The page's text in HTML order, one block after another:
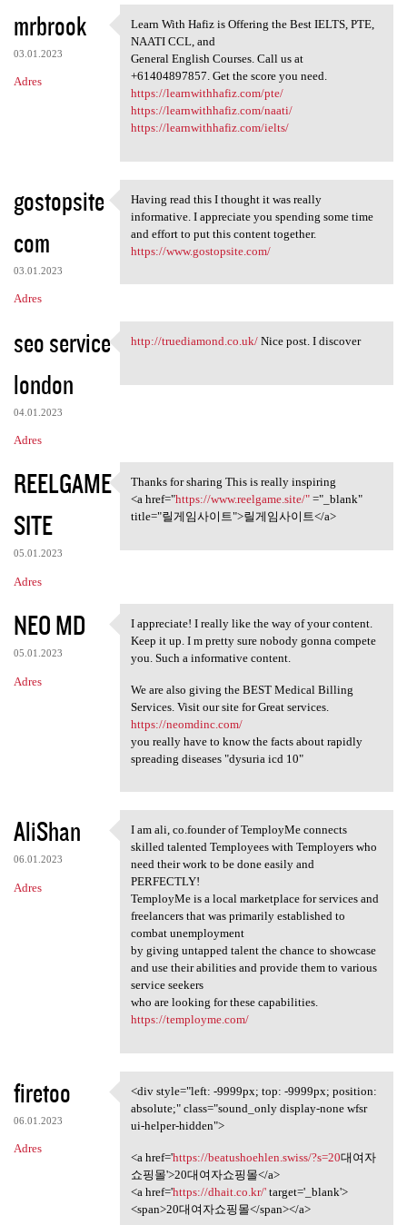
K
o
m
e
r
z
e
mrbrook
03.01.2023
Adres
Learn With Hafiz is Offering
Learn With Hafiz is Offering the Best IELTS, PTE,
NAATI CCL, and
General English Courses. Call us at
+61404897857. Get the score you need.
https://learnwithhafiz.com/pte/
https://learnwithhafiz.com/naati/
https://learnwithhafiz.com/ielts/
gostopsite
com
03.01.2023
Adres
Having read this I thought it
Having read this I thought it was really
informative. I appreciate you spending some time
and effort to put this content together.
https://www.gostopsite.com/
seo service
london
04.01.2023
Adres
http://truediamond.co.uk/
http://truediamond.co.uk/Nice post. I discover
REELGAME
SITE
05.01.2023
Adres
Thanks for sharing This is
Thanks for sharing This is really inspiring
<a href="https://www.reelgame.site/"="_blank"
title="릴게임사이트">릴게임사이트</a>
NEO MD
05.01.2023
Adres
I appreciate! I really like
I appreciate! I really like the way of your content.
Keep it up. I m pretty sure nobody gonna compete
you. Such a informative content.
We are also giving the BEST Medical Billing
Services. Visit our site for Great services.
https://neomdinc.com/
you really have to know the facts about rapidly
spreading diseases "dysuria icd 10"
AliShan
06.01.2023
Adres
I am ali, co.founder of
I am ali, co.founder of TemployMe connects
skilled talented Temployees with Temployers who
need their work to be done easily and
PERFECTLY!
TemployMe is a local marketplace for services and
freelancers that was primarily established to
combat unemployment
by giving untapped talent the chance to showcase
and use their abilities and provide them to various
service seekers
who are looking for these capabilities.
https://temployme.com/
firetoo
06.01.2023
Adres
<div style="left: -9999px;
<div style="left: -9999px; top: -9999px; position:
absolute;" class="sound_only display-none wfsr
ui-helper-hidden">
<a href='https://beatushoehlen.swiss/?s=20대여자
쇼핑몰'>20대여자쇼핑몰</a>
<a href='https://dhait.co.kr/'target='_blank'>
<span>20대여자쇼핑몰</span></a>